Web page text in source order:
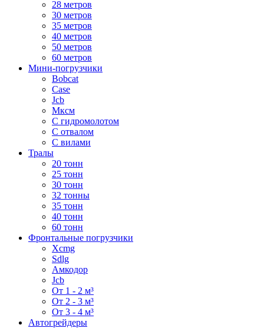
28 метров
30 метров
35 метров
40 метров
50 метров
60 метров
Мини-погрузчики
Bobcat
Case
Jcb
Мксм
С гидромолотом
С отвалом
С вилами
Тралы
20 тонн
25 тонн
30 тонн
32 тонны
35 тонн
40 тонн
60 тонн
Фронтальные погрузчики
Xcmg
Sdlg
Амкодор
Jcb
От 1 - 2 м³
От 2 - 3 м³
От 3 - 4 м³
Автогрейдеры